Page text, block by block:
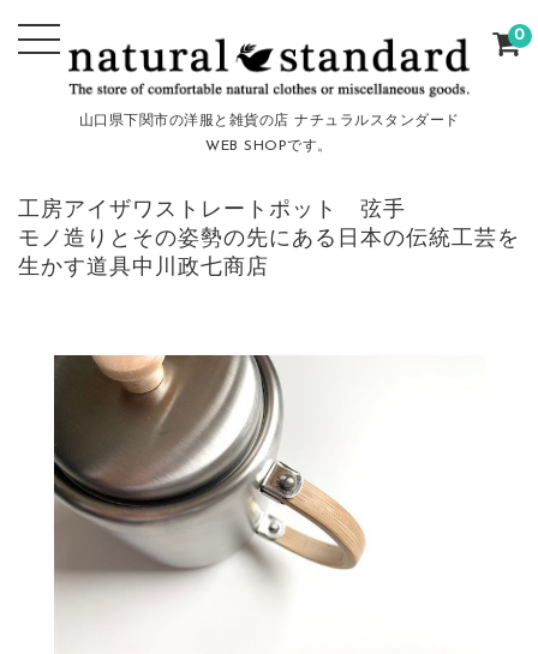
山口県下関市の洋服と雑貨の店 ナチュラルスタンダード
WEB SHOPです。
0
工房アイザワストレートポット 弦手
モノ造りとその姿勢の先にある日本の伝統工芸を
生かす道具中川政七商店